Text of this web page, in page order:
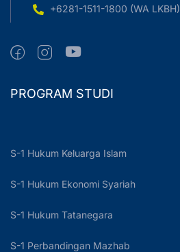
+6281-1511-1800 (WA LKBH)
PROGRAM STUDI
S-1 Hukum Keluarga Islam
S-1 Hukum Ekonomi Syariah
S-1 Hukum Tatanegara
S-1 Perbandingan Mazhab